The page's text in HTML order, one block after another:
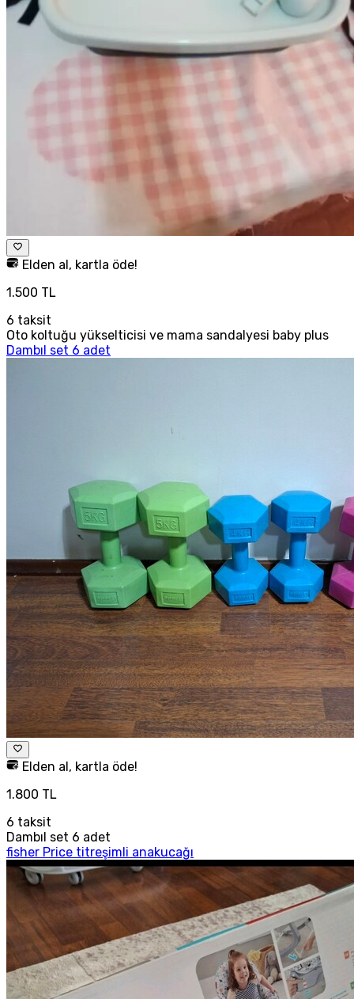
Elden al, kartla öde!
1.500 TL
6 taksit
Oto koltuğu yükselticisi ve mama sandalyesi baby plus
Dambıl set 6 adet
Elden al, kartla öde!
1.800 TL
6 taksit
Dambıl set 6 adet
fisher Price titreşimli anakucağı